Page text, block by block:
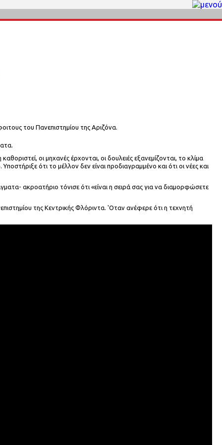
του Πανεπιστημίου της Αριζόνα.
οι μηχανές έρχονται, οι δουλειές εξανεμίζονται, το κλίμα
ότι το μέλλον δεν είναι προδιαγραμμένο και ότι οι νέες και
ακροατήριο τόνισε ότι «είναι η σειρά σας για να διαμορφώσετε
της Κεντρικής Φλόριντα. 'Οταν ανέφερε ότι η τεχνητή